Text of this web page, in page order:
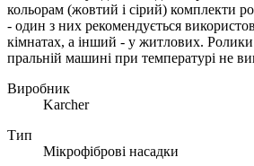
кольорам (жовтий і сірий) комплекти
- один з них рекомендується
кімнатах, а інший - у житлових. Ролики
пральній машині при температурі не
Виробник
Karcher
Тип
Мікрофіброві насадки